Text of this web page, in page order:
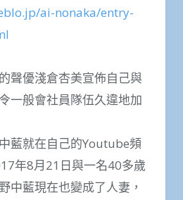
ai-nonaka/entry-
聲優淺倉杏美宣佈自己與
一般會社員隊伍久違地加
藍就在自己的Youtube頻
年8月21日與一名40多歲
中藍現在也變成了人妻，